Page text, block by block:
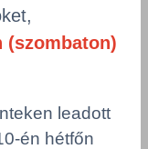
Visszaállítás
5L
(szombaton)
leadott
én hétfőn